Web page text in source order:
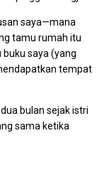
saya—mana
tamu rumah itu
saya (yang
tempat
bulan sejak istri
sama ketika